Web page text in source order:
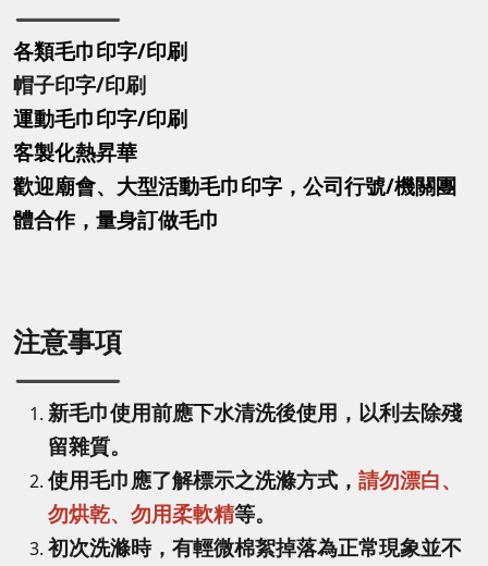
各類毛巾印字/印刷
帽子印字/印刷
運動毛巾印字/印刷
客製化熱昇華
歡迎廟會、大型活動毛巾印字，公司行號/機關團
體合作，量身訂做毛巾
注意事項
新毛巾使用前應下水清洗後使用，以利去除殘
留雜質。
使用毛巾應了解標示之洗滌方式， 請勿漂白、
勿烘乾、勿用柔軟精等。
初次洗滌時，有輕微棉絮掉落為正常現象並不